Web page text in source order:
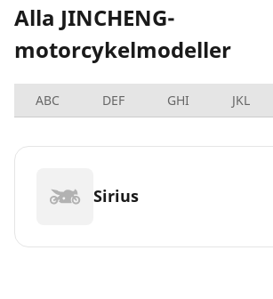
Alla JINCHENG-
motorcykelmodeller
ABC DEF GHI JKL
Sirius